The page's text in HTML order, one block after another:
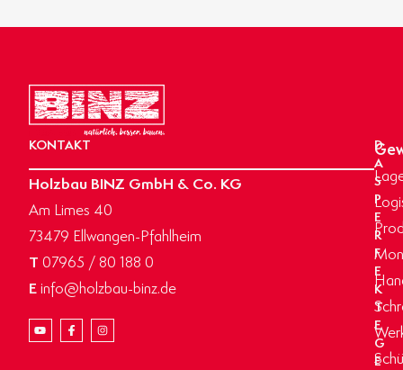
KONTAKT
Holzbau BINZ GmbH & Co. KG
Am Limes 40
73479 Ellwangen-Pfahlheim
T 07965 / 80 188 0
Einfo@holzbau-binz.de
D
A
S
P
E
R
F
E
K
T
E
G
E